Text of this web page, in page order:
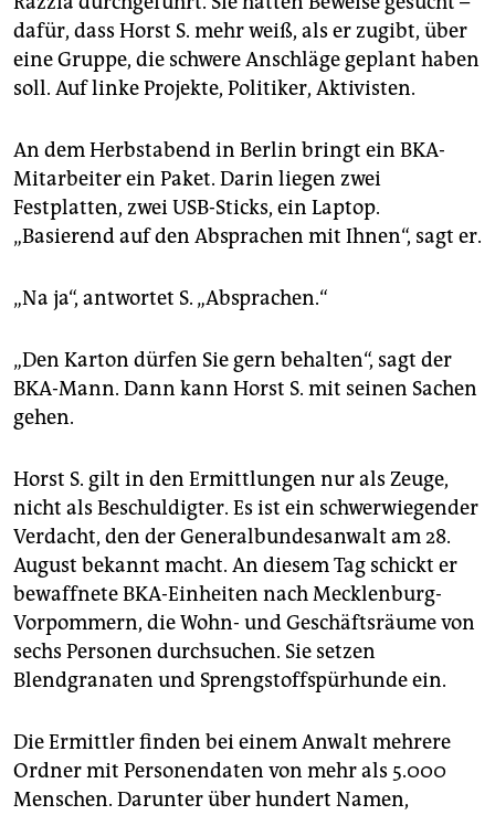
dafür, dass Horst S. mehr weiß, als er zugibt, über
eine Gruppe, die schwere Anschläge geplant haben
soll. Auf linke Projekte, Politiker, Aktivisten.
An dem Herbstabend in Berlin bringt ein BKA-
Mitarbeiter ein Paket. Darin liegen zwei
Festplatten, zwei USB-Sticks, ein Laptop.
„Basierend auf den Absprachen mit Ihnen“, sagt er.
„Na ja“, antwortet S. „Absprachen.“
„Den Karton dürfen Sie gern behalten“, sagt der
BKA-Mann. Dann kann Horst S. mit seinen Sachen
gehen.
Horst S. gilt in den Ermittlungen nur als Zeuge,
nicht als Beschuldigter. Es ist ein schwerwiegender
Verdacht, den der Generalbundesanwalt am 28.
August bekannt macht. An diesem Tag schickt er
bewaffnete BKA-Einheiten nach Mecklenburg-
Vorpommern, die Wohn- und Geschäftsräume von
sechs Personen durchsuchen. Sie setzen
Blendgranaten und Sprengstoffspürhunde ein.
Die Ermittler finden bei einem Anwalt mehrere
Ordner mit Personendaten von mehr als 5.000
Menschen. Darunter über hundert Namen,